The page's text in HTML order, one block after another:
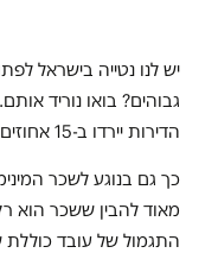
יש לנו נטייה בישראל
גבוהים? בואו נוריד
הדירות יירדו ב-15 אחוזים, מה לא? לא.
כך גם בנוגע לשכר
מאוד להבין ששכר הוא
התגמול של עובד